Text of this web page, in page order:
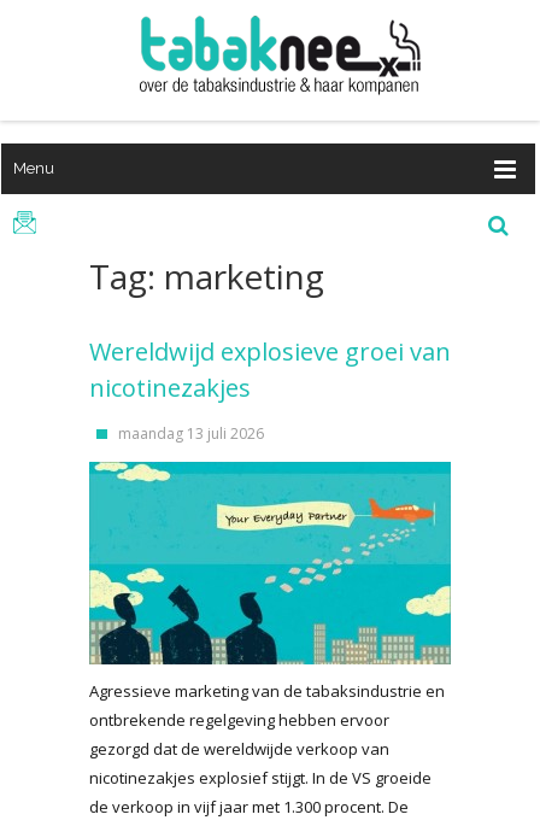
Menu
Tag: marketing
Wereldwijd explosieve groei van
nicotinezakjes
maandag 13 juli 2026
Agressieve marketing van de tabaksindustrie en
ontbrekende regelgeving hebben ervoor
gezorgd dat de wereldwijde verkoop van
nicotinezakjes explosief stijgt. In de VS groeide
de verkoop in vijf jaar met 1.300 procent. De